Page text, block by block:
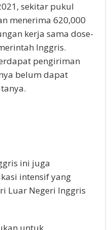
sekitar pukul
menerima 620,000
kerja sama dose-
Inggris.
pengiriman
belum dapat
ini juga
intensif yang
Luar Negeri Inggris